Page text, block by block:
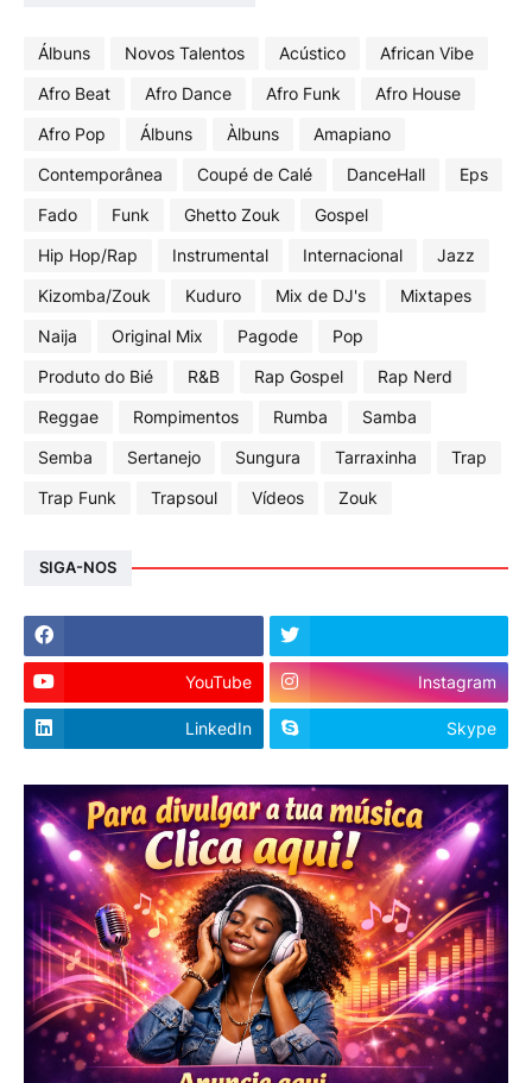
Álbuns Novos Talentos Acústico
African Vibe
Afro Beat
Afro Dance Afro Funk
Afro House
Afro Pop
Álbuns Àlbuns
Amapiano
Contemporânea
Coupé de Calé DanceHall
Eps
Fado
Funk Ghetto Zouk
Gospel
Hip Hop/Rap
Instrumental Internacional
Jazz
Kizomba/Zouk
Kuduro Mix de DJ's
Mixtapes
Naija
Original Mix Pagode
Pop
Produto do Bié
R&B Rap Gospel
Rap Nerd
Reggae
Rompimentos Rumba
Samba
Semba
Sertanejo Sungura Tarraxinha
Trap
Trap Funk
Trapsoul Vídeos Zouk
SIGA-NOS
YouTube Instagram
LinkedIn Skype